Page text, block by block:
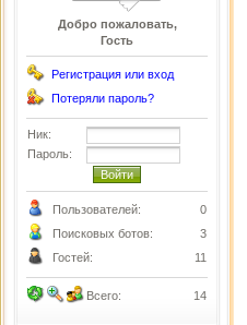
Добро пожаловать,
Гость
Регистрация или вход
Потеряли пароль?
Ник:
Пароль:
Пользователей:
0
Поисковых ботов:
3
Гостей:
11
Всего: 14